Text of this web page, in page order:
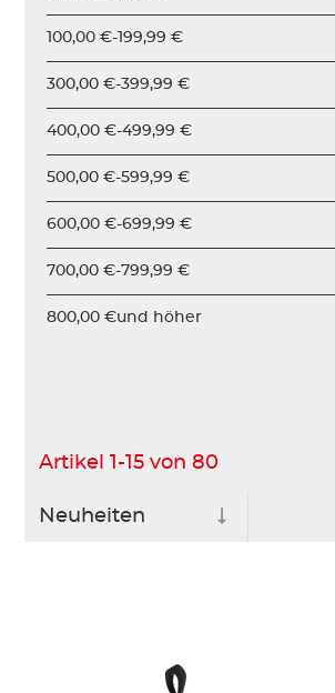
Artikel1 -15 von80
100,00 €-199,99 €
300,00 €-399,99 €
400,00 €-499,99 €
500,00 €-599,99 €
600,00 €-699,99 €
700,00 €-799,99 €
800,00 €und höher